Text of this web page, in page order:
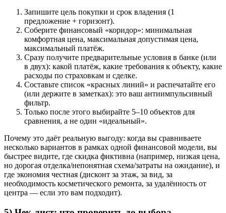
Запишите цель покупки и срок владения (1
предложение + горизонт).
Соберите финансовый «коридор»: минимальная
комфортная цена, максимальная допустимая цена,
максимальный платёж.
Сразу получите предварительные условия в банке (или
в двух): какой платёж, какие требования к объекту, какие
расходы по страховкам и сделке.
Составьте список «красных линий» и распечатайте его
(или держите в заметках): это ваш антиимпульсивный
фильтр.
Только после этого выбирайте 5–10 объектов для
сравнения, а не один «идеальный».
Почему это даёт реальную выгоду: когда вы сравниваете
несколько вариантов в рамках одной финансовой модели, вы
быстрее видите, где скидка фиктивна (например, низкая цена,
но дорогая отделка/непонятная схема/затраты на ожидание), и
где экономия честная (дисконт за этаж, за вид, за
необходимость косметического ремонта, за удалённость от
центра — если это вам подходит).